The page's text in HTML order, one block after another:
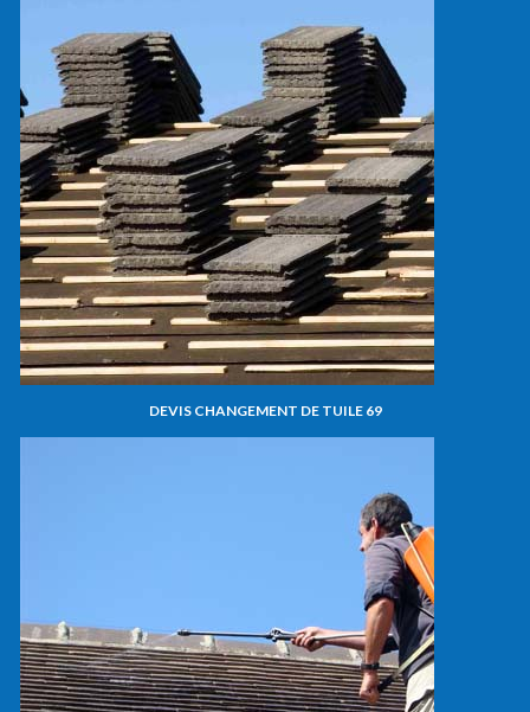
DEVIS CHANGEMENT DE TUILE 69